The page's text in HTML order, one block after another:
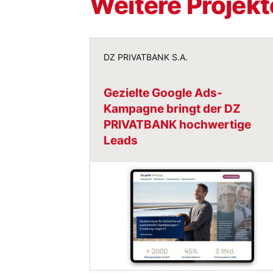
DZ PRIVATBANK S.A.
Gezielte Google Ads-
Kampagne bringt der DZ
PRIVATBANK hochwertige
Leads